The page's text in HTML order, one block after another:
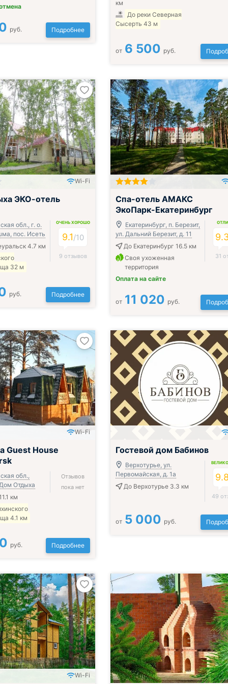
руб. Подробнее
км
До реки Северная
Сысерть 43 м
от 6 500 руб.
Wi-Fi
ЭКО-отель
обл., г. о.
пос. Исеть
4.7 км
32 м
ОЧЕНЬ ХОРОШО
9.1/10
9 отзывов
руб. Подробнее
Включён завтрак, обед и ужин
Спа-отель АМАКС
ЭкоПарк-Екатеринбург
Екатеринбург, п. Березит,
ул. Дальний Березит, д. 11
До Екатеринбург 16.5 км
Своя ухоженная
территория
Оплата на сайте
31
от 11 020 руб.
Wi-Fi
Guest House
обл.,
Отдыха
км
4.1 км
Отзывов
пока нет
руб. Подробнее
Гостевой дом Бабинов
Верхотурье, ул.
Первомайская, д. 1а
До Верхотурье 3.3 км
49
от 5 000 руб.
Wi-Fi